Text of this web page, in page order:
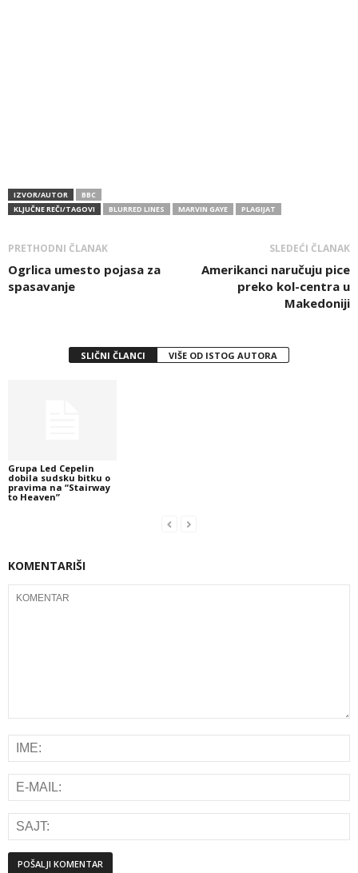
IZVOR/AUTOR
BBC
KLJUČNE REČI/TAGOVI
BLURRED LINES MARVIN GAYE PLAGIJAT
PRETHODNI ČLANAK
Ogrlica umesto pojasa za
spasavanje
SLEDEĆI ČLANAK
Amerikanci naručuju pice
preko kol-centra u
Makedoniji
SLIČNI ČLANCI VIŠE OD ISTOG AUTORA
Grupa Led Cepelin
dobila sudsku bitku o
pravima na “Stairway
to Heaven”
KOMENTARIŠI